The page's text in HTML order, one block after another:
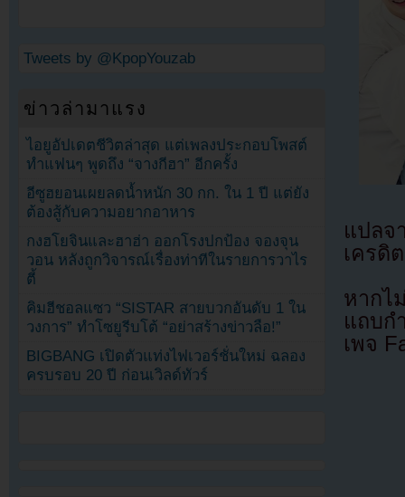
แปล
เครดิ
หากไ
แถบก
เพจ
Tweets by @KpopYouzab
ข่าวล่ามาแรง
ไอยูอัปเดตชีวิตล่าสุด แต่เพลงประกอบโพสต์
ทำแฟนๆ พูดถึง “จางกีฮา” อีกครั้ง
อีซูฮยอนเผยลดน้ำหนัก 30 กก. ใน 1 ปี แต่ยัง
ต้องสู้กับความอยากอาหาร
กงฮโยจินและฮาฮ่า ออกโรงปกป้อง จองจุน
วอน หลังถูกวิจารณ์เรื่องท่าทีในรายการวาไร
ตี้
คิมฮีชอลแซว “SISTAR สายบวกอันดับ 1 ใน
วงการ” ทำโซยูรีบโต้ “อย่าสร้างข่าวลือ!”
BIGBANG เปิดตัวแท่งไฟเวอร์ชั่นใหม่ ฉลอง
ครบรอบ 20 ปี ก่อนเวิลด์ทัวร์